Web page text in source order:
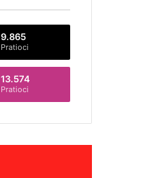
9.865
Pratioci
13.574
Pratioci